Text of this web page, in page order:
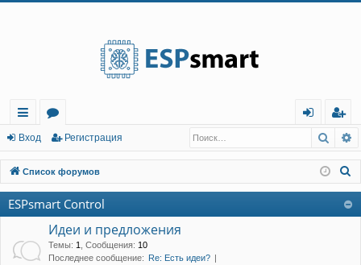
с
ы
лк
и
о
ру
м
ы
д
г
ис
тр
Вход Регистрация
Список форумов
ESPsmart Control
Идеи и предложения
Темы: 1 Сообщения: 10
Последнее сообщение: Re: Есть идеи?